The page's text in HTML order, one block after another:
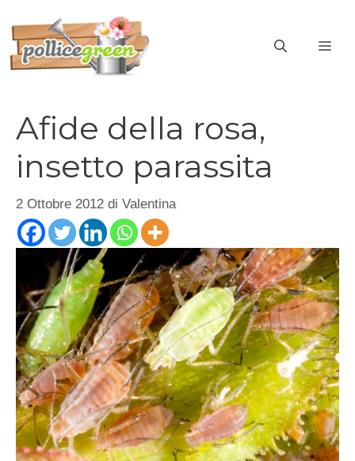
contenuto
Afide della rosa,
insetto parassita
2 Ottobre 2012 di Valentina